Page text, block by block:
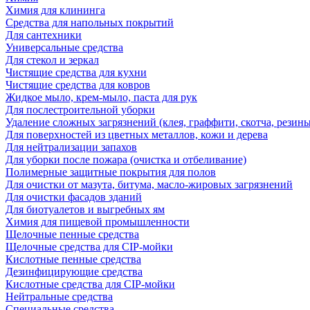
Химия для клининга
Средства для напольных покрытий
Для сантехники
Универсальные средства
Для стекол и зеркал
Чистящие средства для кухни
Чистящие средства для ковров
Жидкое мыло, крем-мыло, паста для рук
Для послестроительной уборки
Удаление сложных загрязнений (клея, граффити, скотча,
Для поверхностей из цветных металлов, кожи и дерева
Для нейтрализации запахов
Для уборки после пожара (очистка и отбеливание)
Полимерные защитные покрытия для полов
Для очистки от мазута, битума, масло-жировых загрязнений
Для очистки фасадов зданий
Для биотуалетов и выгребных ям
Химия для пищевой промышленности
Щелочные пенные средства
Щелочные средства для CIP-мойки
Кислотные пенные средства
Дезинфицирующие средства
Кислотные средства для CIP-мойки
Нейтральные средства